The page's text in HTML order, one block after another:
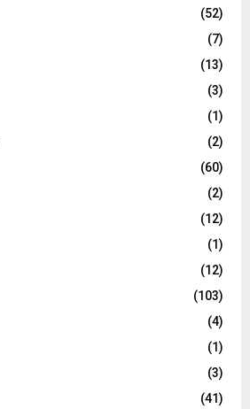
(52)
(7)
(13)
(3)
(1)
(2)
(60)
(2)
(12)
(1)
(12)
(103)
(4)
(1)
(3)
(41)